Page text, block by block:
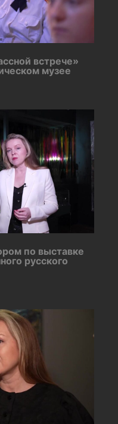
встрече»
музее
по выставке
русского